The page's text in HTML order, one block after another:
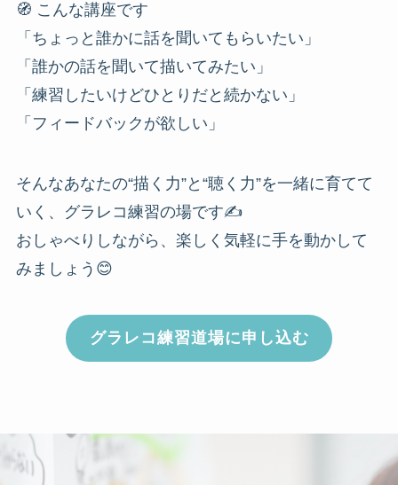
🧭 こんな講座です
「ちょっと誰かに話を聞いてもらいたい」
「誰かの話を聞いて描いてみたい」
「練習したいけどひとりだと続かない」
「フィードバックが欲しい」
そんなあなたの“描く力”と“聴く力”を一緒に育てて
いく、グラレコ練習の場です✍️
おしゃべりしながら、楽しく気軽に手を動かして
みましょう😊
グラレコ練習道場に申し込む